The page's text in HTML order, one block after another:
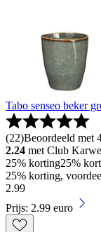
Tabo senseo beker
(22)Beoordeeld met
2.24 met Club
25% korting25%
25% korting,
2.99
Prijs: 2.99 euro